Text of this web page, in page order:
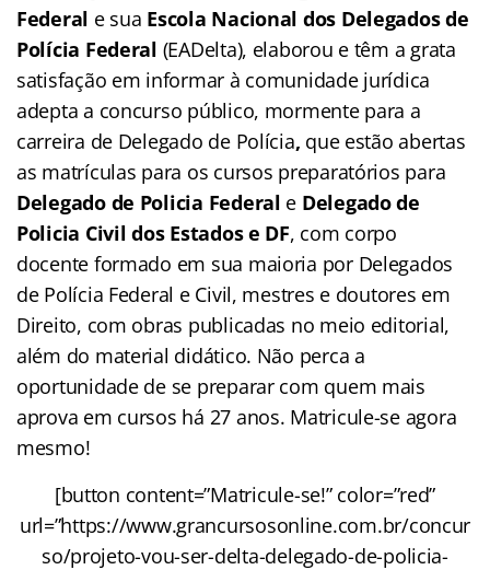
Federal e sua Escola Nacional dos Delegados de
Polícia Federal (EADelta), elaborou e têm a grata
satisfação em informar à comunidade jurídica
adepta a concurso público, mormente para a
carreira de Delegado de Polícia, que estão abertas
as matrículas para os cursos preparatórios para
Delegado de Policia Federal e Delegado de
Policia Civil dos Estadose DF, com corpo
docente formado em sua maioria por Delegados
de Polícia Federal e Civil, mestres e doutores em
Direito, com obras publicadas no meio editorial,
além do material didático. Não perca a
oportunidade de se preparar com quem mais
aprova em cursos há 27 anos. Matricule-se agora
mesmo!
[button content=”Matricule-se!” color=”red”
url=”https://www.grancursosonline.com.br/concur
so/projeto-vou-ser-delta-delegado-de-policia-